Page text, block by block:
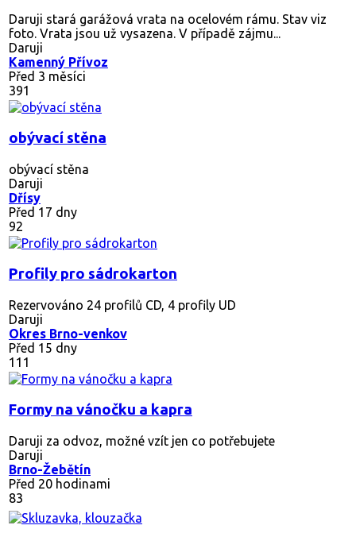
Daruji stará garážová vrata na ocelovém rámu. Stav viz
foto. Vrata jsou už vysazena. V případě zájmu...
Daruji
Kamenný Přívoz
Před 3 měsíci
391
obývací stěna
obývací stěna
Daruji
Dřísy
Před 17 dny
92
Profily pro sádrokarton
Rezervováno 24 profilů CD, 4 profily UD
Daruji
Okres Brno-venkov
Před 15 dny
111
Formy na vánočku a kapra
Daruji za odvoz, možné vzít jen co potřebujete
Daruji
Brno-Žebětín
Před 20 hodinami
83